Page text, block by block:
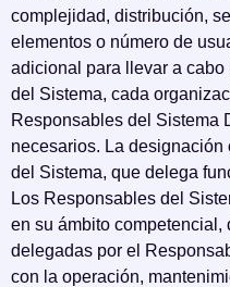
complejidad, distribución,
elementos o número de
adicional para llevar a
del Sistema, cada
Responsables del Sistema
necesarios. La
del Sistema, que delega
Los Responsables del
en su ámbito
delegadas por el
con la operación,